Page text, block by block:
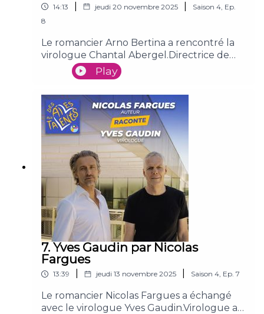
14:13 jeudi 20 novembre 2025 Saison 4 Ep.
8
Le romancier Arno Bertina a rencontré la
virologue Chantal Abergel.Directrice de
recherche au CNRS à Marseille, Chantal
Abergel a bouleversé la virologie en
découvrant l’existence de virus géants. Elle
les étudie pour comprendre ce qu’ils
révèlent des origines de la vie. Entre
rigueur scientifique et intuition, elle
dévoile un monde où les virus participent
eux aussi à l’équilibre du vivant.
Play
7. Yves Gaudin par Nicolas
Fargues
13:39 jeudi 13 novembre 2025 Saison 4, Ep. 7
Le romancier Nicolas Fargues a échangé
avec le virologue Yves Gaudin.Virologue au